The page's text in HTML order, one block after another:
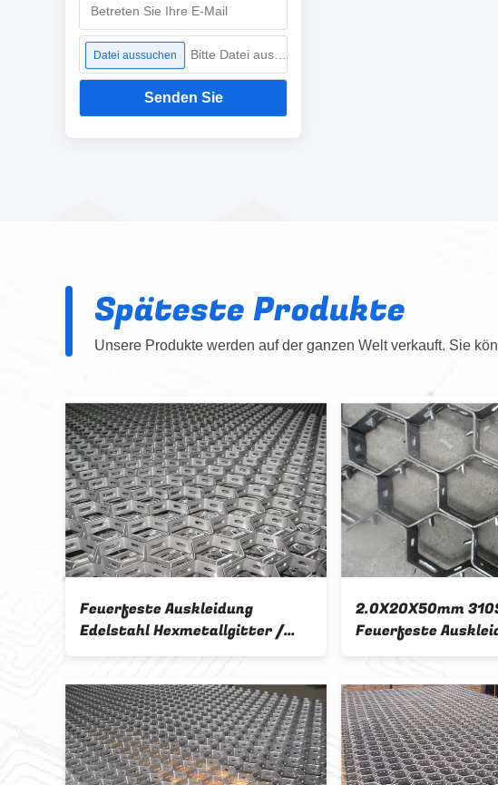
Datei aussuchen
Senden Sie
Späteste Produkte
Unsere Produkte werden auf der ganzen Welt verkauft. Sie
Feuerfeste Auskleidung
Edelstahl Hexmetallgitter /
Hexmetall / Hexmesch
2.0X20X50mm
Feuerfeste
Hersteller